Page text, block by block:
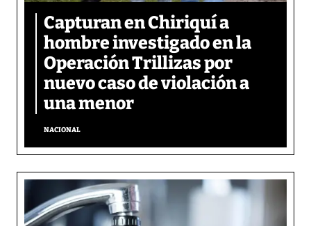
Capturan en Chiriquí a
hombre investigado en la
Operación Trillizas por
nuevo caso de violación a
una menor
NACIONAL